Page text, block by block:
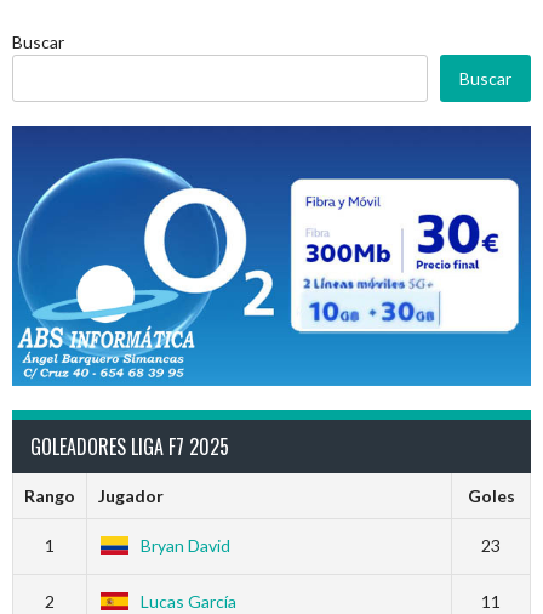
Buscar
Buscar
GOLEADORES LIGA F7 2025
Rango Jugador Goles
1 Bryan David 23
2 Lucas García 11